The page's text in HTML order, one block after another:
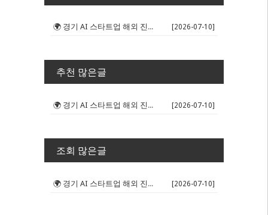
🌍 경기 AI 스타트업 해외 진출 판... [2026-07-10]
추천 많은글
🌍 경기 AI 스타트업 해외 진출 판... [2026-07-10]
조회 많은글
🌍 경기 AI 스타트업 해외 진출 판... [2026-07-10]